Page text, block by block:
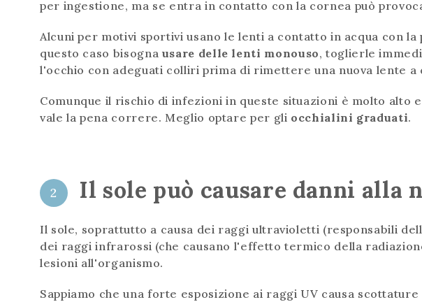
per ingestione, ma se entra in contatto con la cornea può
Alcuni per motivi sportivi usano le lenti a contatto in acqua con
questo caso bisogna usare delle lenti monouso, toglierle
l'occhio con adeguati colliri prima di rimettere una nuova lente a
Comunque il rischio di infezioni in queste situazioni è molto alto
vale la pena correre. Meglio optare per gli occhialini graduati.
2 Il sole può causare danni alla
Il sole, soprattutto a causa dei raggi ultravioletti (responsabili
dei raggi infrarossi (che causano l'effetto termico della
lesioni all'organismo.
Sappiamo che una forte esposizione ai raggi UV causa scottature